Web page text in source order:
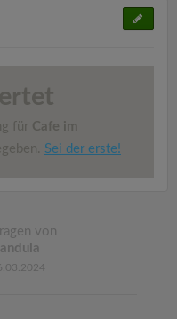
für Cafe im
Sei der erste!
von